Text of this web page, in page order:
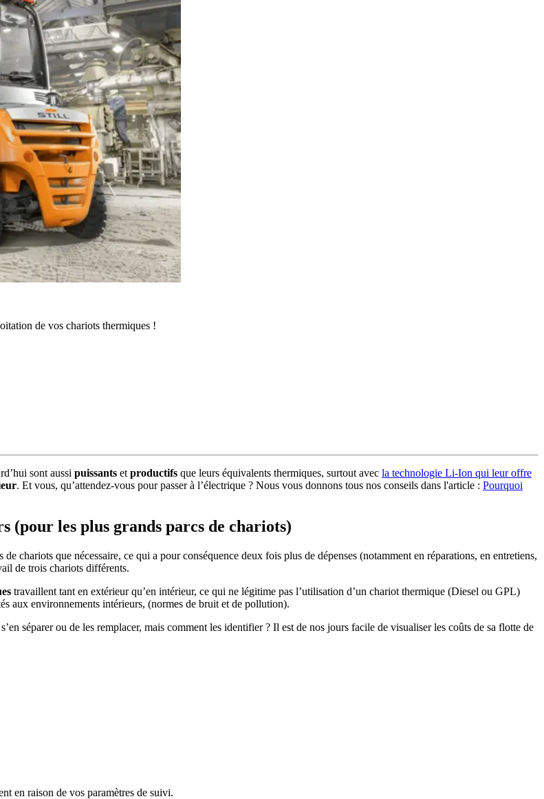
de vos chariots thermiques !
sont aussi puissants et productifs que leurs équivalents thermiques, surtout avec la technologie Li-Ion qui leur offre
. Et vous, qu’attendez-vous pour passer à l’électrique ? Nous vous donnons tous nos conseils dans l'article : Pourquoi
(pour les plus grands parcs de chariots)
chariots que nécessaire, ce qui a pour conséquence deux fois plus de dépenses (notamment en réparations, en entretiens,
de trois chariots différents.
travaillent tant en extérieur qu’en intérieur, ce qui ne légitime pas l’utilisation d’un chariot thermique (Diesel ou GPL)
aux environnements intérieurs, (normes de bruit et de pollution).
séparer ou de les remplacer, mais comment les identifier ? Il est de nos jours facile de visualiser les coûts de sa flotte de
en raison de vos paramètres de suivi.